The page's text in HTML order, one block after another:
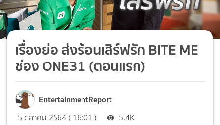
เรื่องย่อ ส่งร้อนเสิร์ฟรัก BITE ME
ช่อง ONE31 (ตอนแรก)
EntertainmentReport
5 ตุลาคม 2564 ( 16:01 ) 5.4K